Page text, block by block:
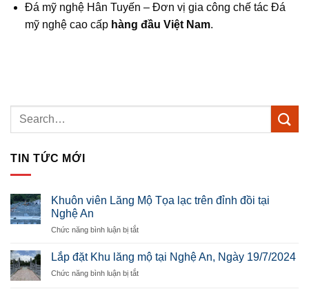
Đá mỹ nghệ Hân Tuyến – Đơn vị gia công chế tác Đá
mỹ nghệ cao cấp hàng đầu Việt Nam.
TIN TỨC MỚI
Khuôn viên Lăng Mộ Tọa lạc trên đỉnh đồi tại
Nghệ An
Chức năng bình luận bị tắtở
viên
Lăng
Mộ
Lắp đặt Khu lăng mộ tại Nghệ An, Ngày 19/7/2024
Chức năng bình luận bị tắtở